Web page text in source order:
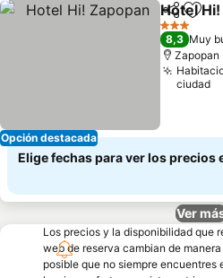
Opción destacada
Compartir
Hotel
3 Estrellas
8,3 Muy
Zapopan
ciudad
Elige fechas para ver los precios
Ver
Los precios y la disponibilidad que
web de reserva cambian de
posible que no siempre encuentres